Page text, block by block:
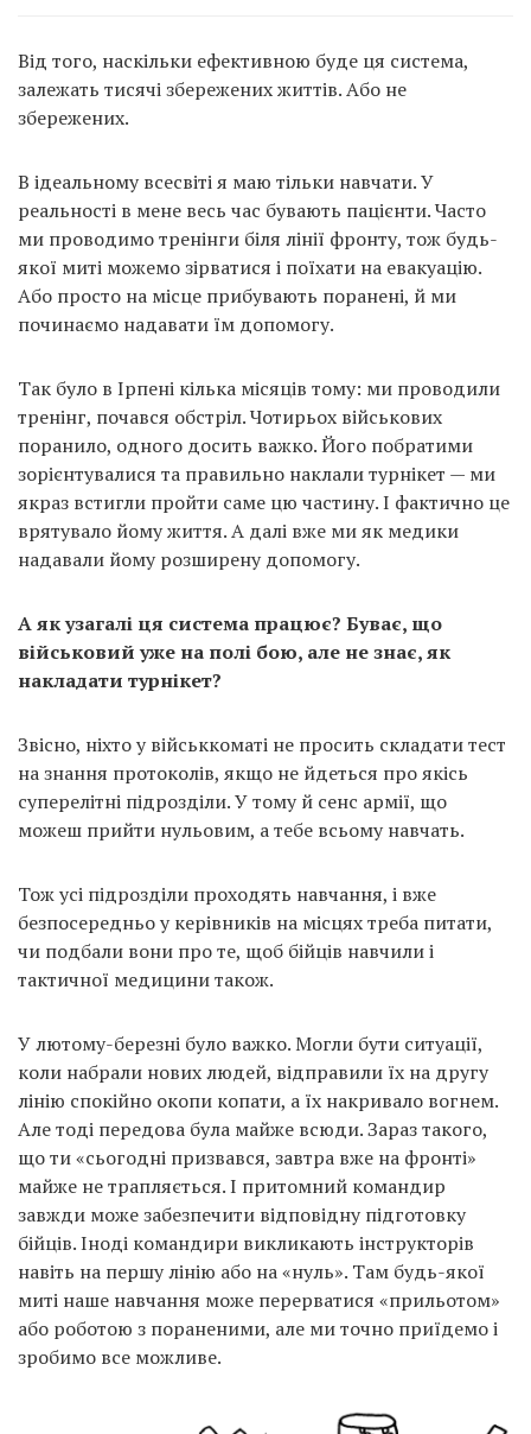
Від того, наскільки ефективною буде ця система,
залежать тисячі збережених життів. Або не
збережених.
В ідеальному всесвіті я маю тільки навчати. У
реальності в мене весь час бувають пацієнти. Часто
ми проводимо тренінги біля лінії фронту, тож будь-
якої миті можемо зірватися і поїхати на евакуацію.
Або просто на місце прибувають поранені, й ми
починаємо надавати їм допомогу.
Так було в Ірпені кілька місяців тому: ми проводили
тренінг, почався обстріл. Чотирьох військових
поранило, одного досить важко. Його побратими
зорієнтувалися та правильно наклали турнікет — ми
якраз встигли пройти саме цю частину. І фактично це
врятувало йому життя. А далі вже ми як медики
надавали йому розширену допомогу.
А як узагалі ця система працює? Буває, що
військовий уже на полі бою, але не знає, як
накладати турнікет?
Звісно, ніхто у військкоматі не просить складати тест
на знання протоколів, якщо не йдеться про якісь
суперелітні підрозділи. У тому й сенс армії, що
можеш прийти нульовим, а тебе всьому навчать.
Тож усі підрозділи проходять навчання, і вже
безпосередньо у керівників на місцях треба питати,
чи подбали вони про те, щоб бійців навчили і
тактичної медицини також.
У лютому-березні було важко. Могли бути ситуації,
коли набрали нових людей, відправили їх на другу
лінію спокійно окопи копати, а їх накривало вогнем.
Але тоді передова була майже всюди. Зараз такого,
що ти «сьогодні призвався, завтра вже на фронті»
майже не трапляється. І притомний командир
завжди може забезпечити відповідну підготовку
бійців. Іноді командири викликають інструкторів
навіть на першу лінію або на «нуль». Там будь-якої
миті наше навчання може перерватися «прильотом»
або роботою з пораненими, але ми точно приїдемо і
зробимо все можливе.